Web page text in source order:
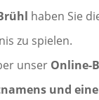
haben Sie
zu spielen.
unser Online-
und